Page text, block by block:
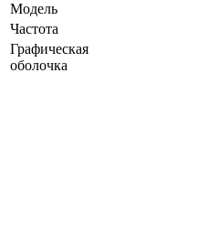
Модель
Частота
Графическая
оболочка